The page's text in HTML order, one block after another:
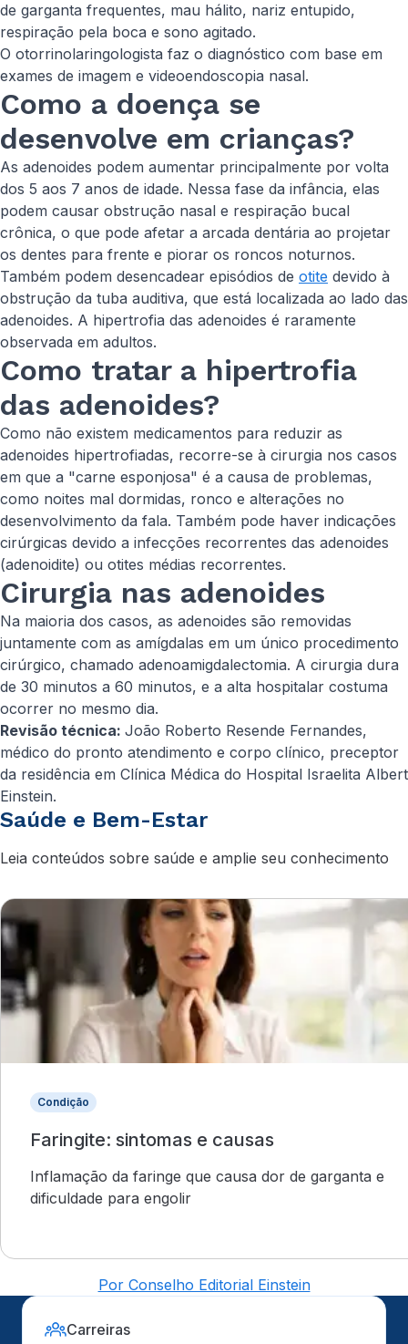
de garganta frequentes, mau hálito, nariz entupido,
respiração pela boca e sono agitado.
O otorrinolaringologista faz o diagnóstico com base em
exames de imagem e videoendoscopia nasal.
Como a doença se
desenvolve em crianças?
As adenoides podem aumentar principalmente por volta
dos 5 aos 7 anos de idade. Nessa fase da infância, elas
podem causar obstrução nasal e respiração bucal
crônica, o que pode afetar a arcada dentária ao projetar
os dentes para frente e piorar os roncos noturnos.
Também podem desencadear episódios de otite devido à
obstrução da tuba auditiva, que está localizada ao lado das
adenoides. A hipertrofia das adenoides é raramente
observada em adultos.
Como tratar a hipertrofia
das adenoides?
Como não existem medicamentos para reduzir as
adenoides hipertrofiadas, recorre-se à cirurgia nos casos
em que a "carne esponjosa" é a causa de problemas,
como noites mal dormidas, ronco e alterações no
desenvolvimento da fala. Também pode haver indicações
cirúrgicas devido a infecções recorrentes das adenoides
(adenoidite) ou otites médias recorrentes.
Cirurgia nas adenoides
Na maioria dos casos, as adenoides são removidas
juntamente com as amígdalas em um único procedimento
cirúrgico, chamado adenoamigdalectomia. A cirurgia dura
de 30 minutos a 60 minutos, e a alta hospitalar costuma
ocorrer no mesmo dia.
Revisão técnica: João Roberto Resende Fernandes,
médico do pronto atendimento e corpo clínico, preceptor
da residência em Clínica Médica do Hospital Israelita Albert
Einstein.
Saúde e Bem-Estar
Leia conteúdos sobre saúde e amplie seu conhecimento
Condição
Faringite: sintomas e causas
Inflamação da faringe que causa dor de garganta e
dificuldade para engolir
Por Conselho Editorial Einstein
Carreiras